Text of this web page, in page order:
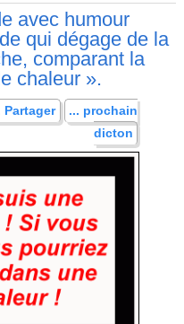
avec humour
qui dégage de la
comparant la
chaleur ».
Partager
... prochain
dicton